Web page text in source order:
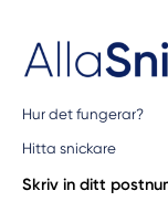
Hur det fungerar?
Hitta snickare
Skriv in ditt